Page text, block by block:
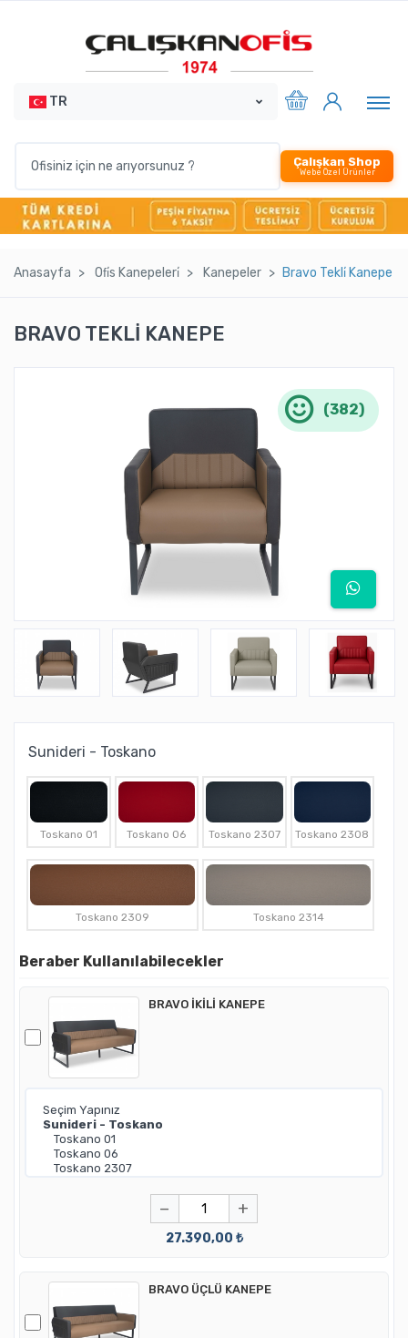
TR
Çalışkan Shop
Webe Özel Ürünler
Anasayfa Ofi̇s Kanepeleri̇ Kanepeler Bravo Tekli̇ Kanepe
BRAVO TEKLİ KANEPE
(382)
Sunideri - Toskano
Toskano 01 Toskano 06 Toskano 2307 Toskano 2308
Toskano 2309 Toskano 2314
Beraber Kullanılabilecekler
BRAVO İKİLİ KANEPE
− +
27.390,00 ₺
BRAVO ÜÇLÜ KANEPE